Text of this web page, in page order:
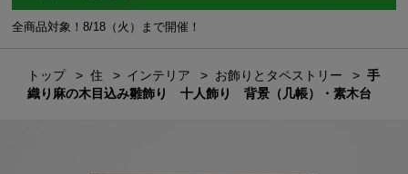
全商品対象！8/18（火）まで開催！
トップ 住 インテリア お飾りとタペストリー
手
織り麻の木目込み雛飾り 十人飾り 背景（几帳）・素木台